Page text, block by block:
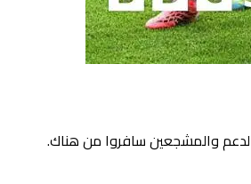
والمشجعين سافروا من هناك.